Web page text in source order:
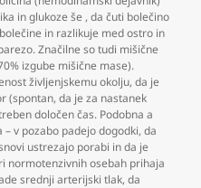
in glukoze še ,da čuti bolečino
in razlikuje med ostro in
Značilne so tudi mišične
izgube mišične mase).
življenjskemu okolju,da je
(spontan,da je za nastanek
določen čas. Podobna a
v pozabo padejo dogodki,da
ustrezajo porabi in da je
normotenzivnih osebah prihaja
srednji arterijski tlak,da